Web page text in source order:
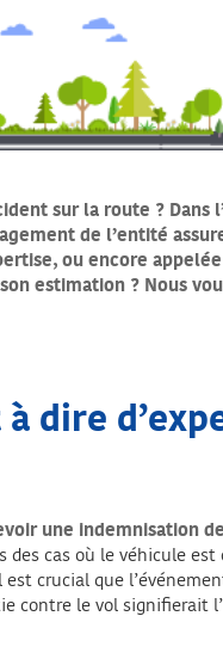
sur la route ? Dans
de l’entité
ou encore
estimation ? Nous
dire
une indemnisation
cas où le véhicule est
crucial que
contre le vol